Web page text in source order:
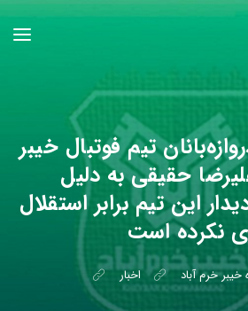
تیم فوتبال خیبر
حقیقی به دلیل
این تیم برابر استقلال
نکرده است
خرم آباد
اخبار